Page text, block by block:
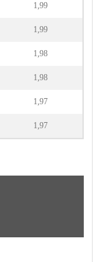
1,99
1,99
1,98
1,98
1,97
1,97